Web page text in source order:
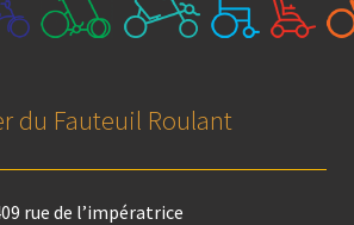
du Fauteuil Roulant
rue de l’impératrice